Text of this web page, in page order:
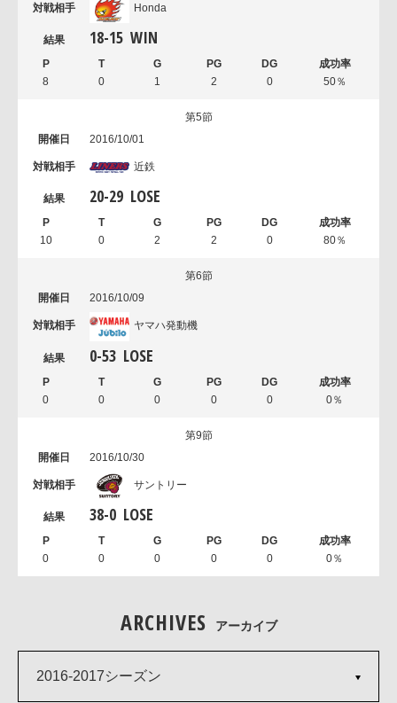
Honda
18-15 WIN
8 0 1 2 0 50％
第5節
2016/10/01
近鉄
20-29 LOSE
10 0 2 2 0 80％
第6節
2016/10/09
ヤマハ発動機
0-53 LOSE
0 0 0 0 0 0％
第9節
2016/10/30
サントリー
38-0 LOSE
0 0 0 0 0 0％
ARCHIVES アーカイブ
2016-2017シーズン